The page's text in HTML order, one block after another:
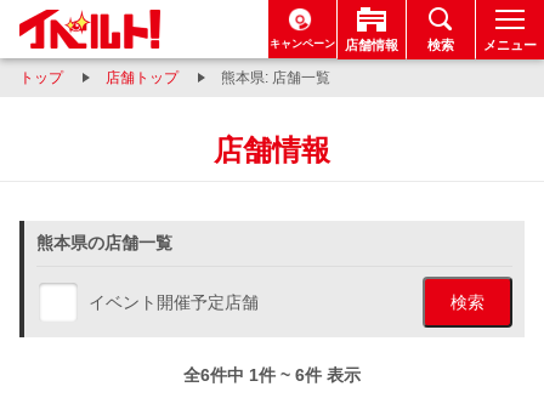
キャンペーン 店舗情報 検索 メニュー
トップ 店舗トップ 熊本県: 店舗一覧
店舗情報
熊本県の店舗一覧
イベント開催予定店舗 検索
全6件中 1件 ~ 6件 表示